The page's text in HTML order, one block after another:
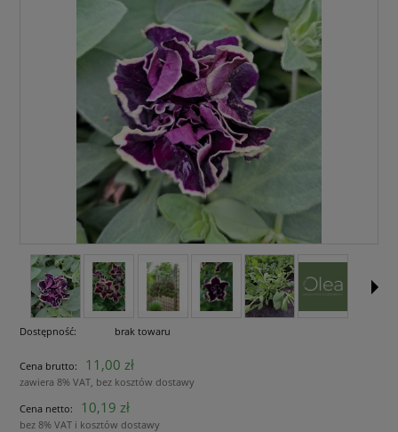
Dostępność: brak towaru
Cena brutto: 11,00 zł
zawiera 8% VAT, bez kosztów dostawy
Cena netto:
10,19 zł
bez 8% VAT i kosztów dostawy